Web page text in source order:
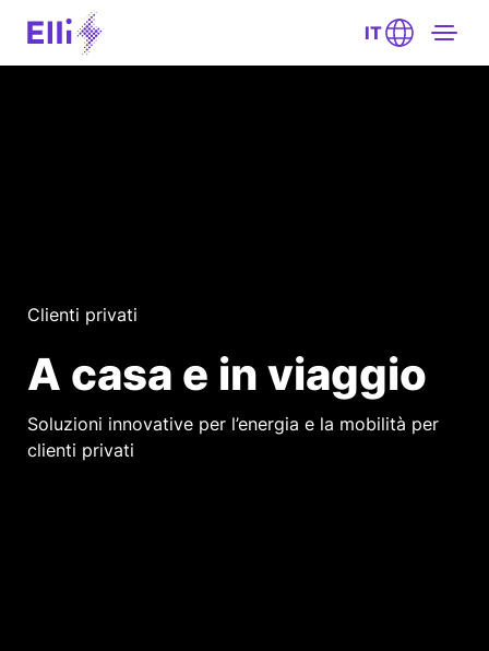
IT
Clienti privati
A casa e in viaggio
Soluzioni innovative per l’energia e la mobilità per
clienti privati